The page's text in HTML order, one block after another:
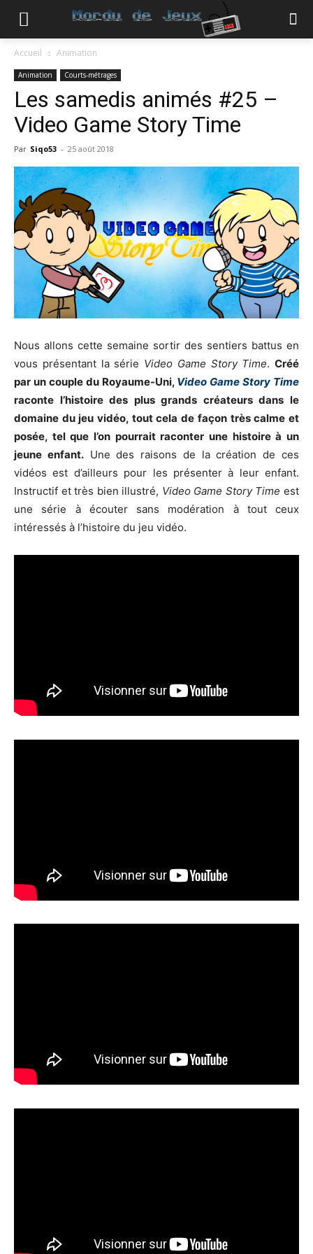
Accueil Animation
Animation Courts-métrages
Les samedis animés #25 –
Video Game Story Time
Par Siqo53 - 25 août 2018
Nous allons cette semaine sortir des sentiers battus en
vous présentant la série Video Game Story Time. Créé
par un couple du Royaume-Uni, Video Game Story Time
raconte l’histoire des plus grands créateurs dans le
domaine du jeu vidéo, tout cela de façon très calme et
posée, tel que l’on pourrait raconter une histoire à un
jeune enfant.Une des raisons de la création de ces
vidéos est d’ailleurs pour les présenter à leur enfant.
Instructif et très bien illustré, Video Game Story Time est
une série à écouter sans modération à tout ceux
intéressés à l’histoire du jeu vidéo.